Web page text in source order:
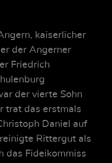
kaiserlicher
der Angerner
Friedrich
der vierte Sohn
trat das erstmals
Daniel auf
Rittergut als
das Fideikommiss